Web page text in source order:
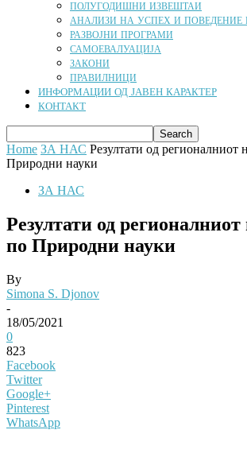
ПОЛУГОДИШНИ ИЗВЕШТАИ
АНАЛИЗИ НА УСПЕХ И ПОВЕДЕНИЕ
РАЗВОЈНИ ПРОГРАМИ
САМОЕВАЛУАЦИЈА
ЗАКОНИ
ПРАВИЛНИЦИ
ИНФОРМАЦИИ ОД ЈАВЕН КАРАКТЕР
КОНТАКТ
Home ЗА НАС Резултати од регионалниот
Природни науки
ЗА НАС
Резултати од
по Природни науки
By
Simona S. Djonov
-
18/05/2021
0
823
Facebook
Twitter
Google+
Pinterest
WhatsApp